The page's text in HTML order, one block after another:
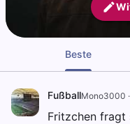
Beste
FußballMono3000 ·
Fritzchen fragt